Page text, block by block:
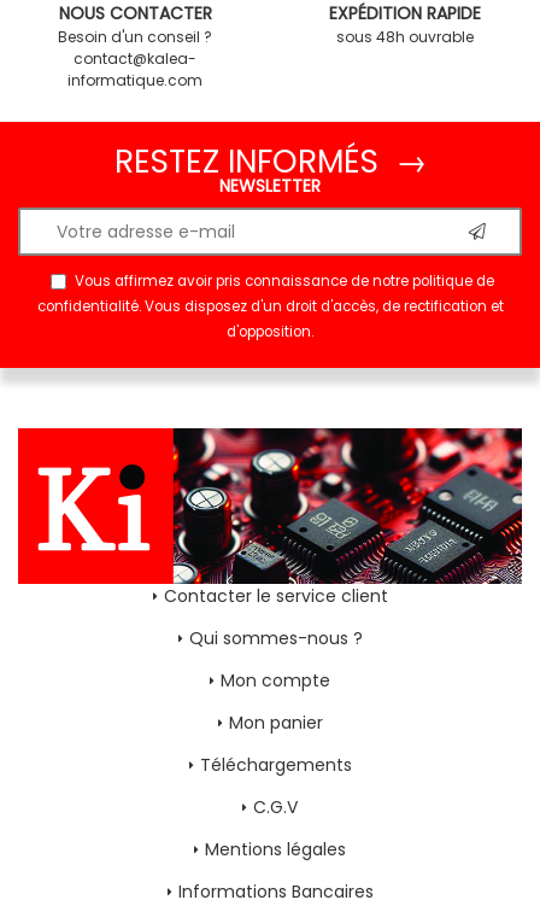
NOUS CONTACTER
Besoin d'un conseil ?
contact@kalea-
informatique.com
EXPÉDITION RAPIDE
sous 48h ouvrable
RESTEZ INFORMÉS →
NEWSLETTER
Vous affirmez avoir pris connaissance de notrepolitique de
confidentialité. Vous disposez d'un droit d'accès, de rectification et
d'opposition.
Contacter le service client
Qui sommes-nous ?
Mon compte
Mon panier
Téléchargements
C.G.V
Mentions légales
Informations Bancaires